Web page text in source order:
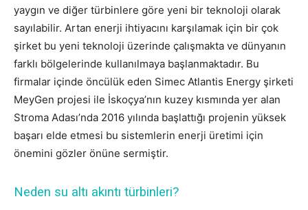
yaygın ve diğer türbinlere göre yeni bir teknoloji olarak
sayılabilir. Artan enerji ihtiyacını karşılamak için bir çok
şirket bu yeni teknoloji üzerinde çalışmakta ve dünyanın
farklı bölgelerinde kullanılmaya başlanmaktadır. Bu
firmalar içinde öncülük eden Simec Atlantis Energy şirketi
MeyGen projesi ile İskoçya’nın kuzey kısmında yer alan
Stroma Adası’nda 2016 yılında başlattığı projenin yüksek
başarı elde etmesi bu sistemlerin enerji üretimi için
önemini gözler önüne sermiştir.
Neden su altı akıntı türbinleri?